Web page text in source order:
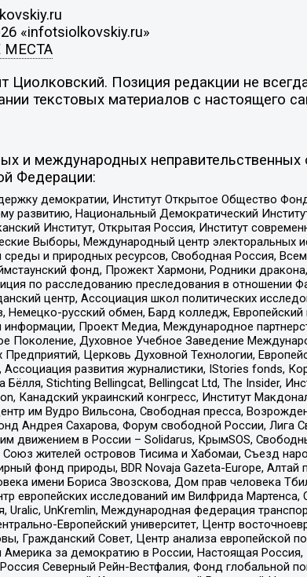
«infotsiolkovskiy.ru»
МЕСТА
Позиция редакции не
текстовых материалов с настоящего
и международных
Федерации:
демократии, Институт Открытое Общество
развитию, Национальный Демократический
Институт, Открытая Россия, Институт
Выборы, Международный центр электоральных
и природных ресурсов, Свободная Россия,
фонд, Прожект Хармони, Родники
по расследованию преследования в отношении
центр, Ассоциация школ политических
Немецко-русский обмен, Бард колледж,
Проект Медиа, Международное
Поколение, Духовное Учебное Заведение
Предприятий, Церковь Духовной Технологии,
развития журналистики, IStories fonds,
Stichting Bellingcat, Bellingcat Ltd, The Insider,
Канадский украинский конгресс, Институт
им Вудро Вильсона, Свободная пресса,
Андрея Сахарова, Форум свободной России, Лига
движением в России – Solidarus, КрымSOS,
жителей островов Тисима и Хабомаи, Съезд
фонд природы, BDR Novaja Gazeta-Europe,
имени Бориса Звозскова, Дом прав человека
европейских исследований им Вилфрида
Uralic, UnKremlin, Международная федерация
Европейский университет, Центр
Гражданский Совет, Центр анализа европейской
за демократию в России, Настоящая
Северный Рейн-Вестфалия, Фонд глобальной